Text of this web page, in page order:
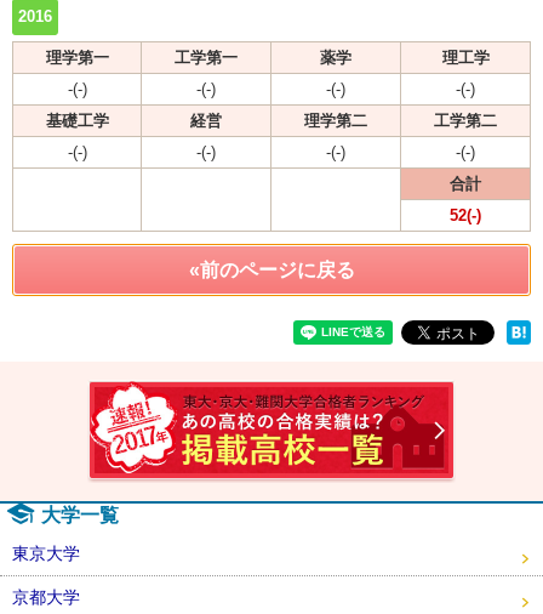
2016
理学第一 工学第一 薬学
理工学
-(-)
-(-) -(-)
-(-)
基礎工学
経営 理学第二
工学第二
-(-)
-(-) -(-)
-(-)
合計
52(-)
«前のページに戻る
大学一覧
東京大学
京都大学